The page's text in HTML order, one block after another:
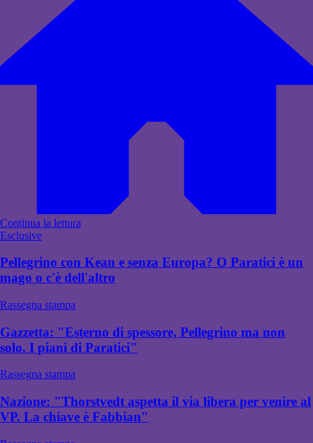
Continua la lettura
Esclusive
Pellegrino con Kean e senza Europa? O Paratici è un
mago o c'è dell'altro
Rassegna stampa
Gazzetta: "Esterno di spessore, Pellegrino ma non
solo. I piani di Paratici"
Rassegna stampa
Nazione: "Thorstvedt aspetta il via libera per venire al
VP. La chiave è Fabbian"